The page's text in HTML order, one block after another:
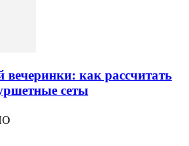
вечеринки: как рассчитать
сеты